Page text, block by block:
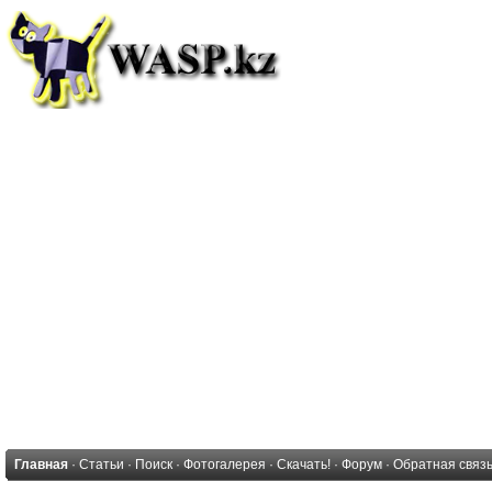
Главная · Статьи · Поиск · Фотогалерея · Скачать! · Форум · Обратная связь